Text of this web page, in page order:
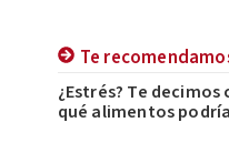
Te
¿Estrés? Te
qué alimentos